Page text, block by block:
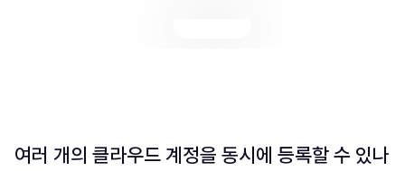
여러 개의 클라우드 계정을 동시에 등록할 수 있나